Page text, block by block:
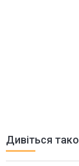
Дивіться